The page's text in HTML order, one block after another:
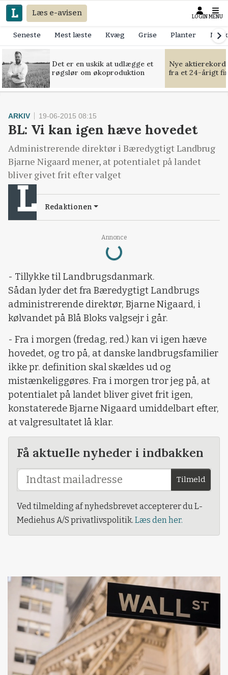
Læs e-avisen LOGIN MENU
Seneste Mest læste Kvæg Grise Planter
Det er en uskik at udlægge et
røgslør om økoproduktion
Nye
fra et 24-årigt
Annonce
Loading...
ARKIV 19-06-2015 08:15
BL: Vi kan igen hæve hovedet
Administrerende direktør i Bæredygtigt Landbrug
Bjarne Nigaard mener, at potentialet på landet
bliver givet frit efter valget
Redaktionen
- Tillykke til Landbrugsdanmark.
Sådan lyder det fra Bæredygtigt Landbrugs
administrerende direktør, Bjarne Nigaard, i
kølvandet på Blå Bloks valgsejr i går.
- Fra i morgen (fredag, red.) kan vi igen hæve
hovedet, og tro på, at danske landbrugsfamilier
ikke pr. definition skal skældes ud og
mistænkeliggøres. Fra i morgen tror jeg på, at
potentialet på landet bliver givet frit igen,
konstaterede Bjarne Nigaard umiddelbart efter,
at valgresultatet lå klar.
Få aktuelle nyheder i indbakken
Tilmeld
Ved tilmelding af nyhedsbrevet accepterer du L-
Mediehus A/S privatlivspolitik. Læs den her.